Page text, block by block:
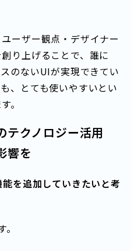
ーザー観点・デザイナー
り上げることで、誰に
のないUIが実現できてい
、とても使いやすいとい
。
テクノロジー活用
響を
を追加していきたいと考
。